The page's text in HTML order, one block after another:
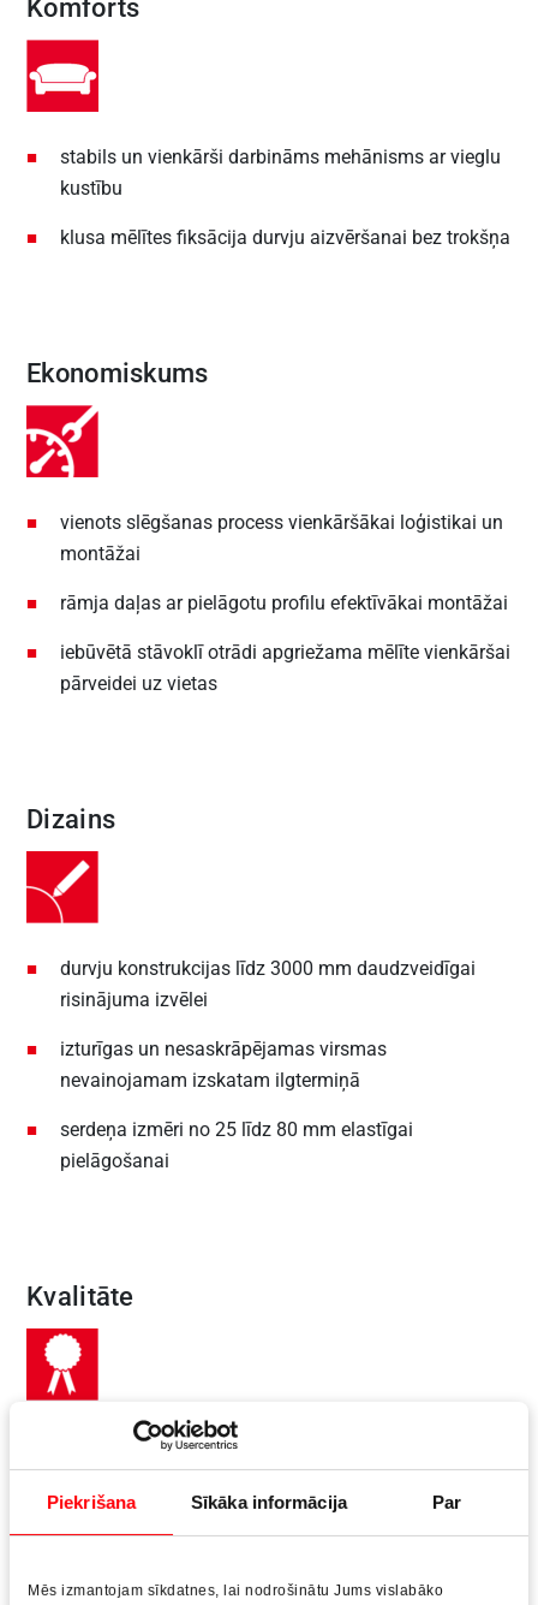
Piekrišana Sīkāka informācija Par
Mēs izmantojam sīkdatnes, lai nodrošinātu Jums vislabāko
Komforts
stabils un vienkārši darbināms mehānisms ar vieglu
kustību
klusa mēlītes fiksācija durvju aizvēršanai bez trokšņa
Ekonomiskums
vienots slēgšanas process vienkāršākai loģistikai un
montāžai
rāmja daļas ar pielāgotu profilu efektīvākai montāžai
iebūvētā stāvoklī otrādi apgriežama mēlīte vienkāršai
pārveidei uz vietas
Dizains
durvju konstrukcijas līdz 3000 mm daudzveidīgai
risinājuma izvēlei
izturīgas un nesaskrāpējamas virsmas
nevainojamam izskatam ilgtermiņā
serdeņa izmēri no 25 līdz 80 mm elastīgai
pielāgošanai
Kvalitāte
sertificētas un ilgnoturīgas īpašības pastāvīgai
bezatteices darbībai